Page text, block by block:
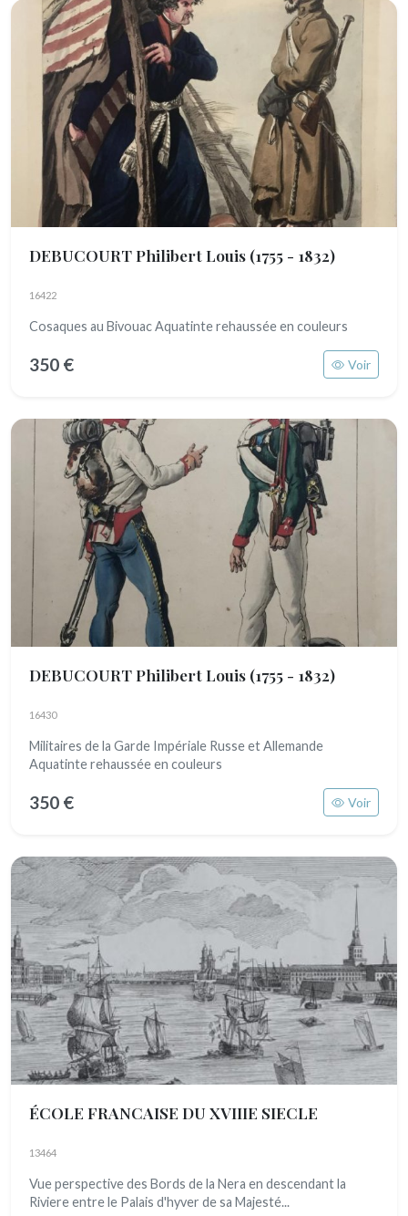
DEBUCOURT Philibert Louis (1755 - 1832)
16422
Cosaques au Bivouac Aquatinte rehaussée en couleurs
350 € Voir
DEBUCOURT Philibert Louis (1755 - 1832)
16430
Militaires de la Garde Impériale Russe et Allemande
Aquatinte rehaussée en couleurs
350 € Voir
ÉCOLE FRANCAISE DU XVIIIE SIECLE
13464
Vue perspective des Bords de la Nera en descendant la
Riviere entre le Palais d'hyver de sa Majesté...